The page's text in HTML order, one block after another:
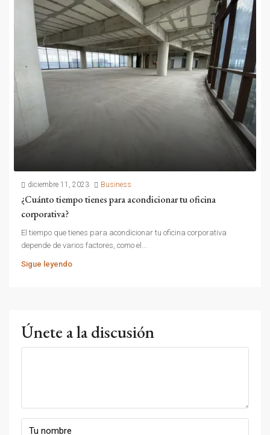
diciembre 11, 2023 Business
¿Cuánto tiempo tienes para acondicionar tu oficina
corporativa?
El tiempo que tienes para acondicionar tu oficina corporativa
depende de varios factores, como el...
Sigue leyendo
Únete a la discusión